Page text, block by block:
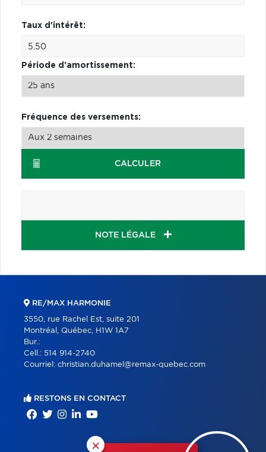
Taux d'intérêt:
Période d'amortissement:
Fréquence des versements:
CALCULER
NOTE LÉGALE
×
RE/MAX HARMONIE
3550, rue Rachel Est, suite 201
Montréal, Québec, H1W 1A7
Bur.:
Cell.: 514 914-2740
Courriel: christian.duhamel@remax-quebec.com
RESTONS EN CONTACT